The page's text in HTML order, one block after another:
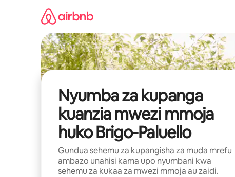
Nyumba za kupanga
kuanzia mwezi mmoja
huko Brigo-Paluello
Gundua sehemu za kupangisha za muda mrefu
ambazo unahisi kama upo nyumbani kwa
sehemu za kukaa za mwezi mmoja au zaidi.